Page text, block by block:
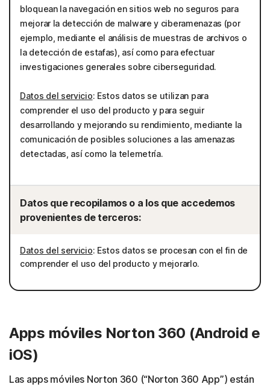
bloquean la navegación en sitios web no seguros para
mejorar la detección de malware y ciberamenazas (por
ejemplo, mediante el análisis de muestras de archivos o
la detección de estafas), así como para efectuar
investigaciones generales sobre ciberseguridad.
Datos del servicio: Estos datos se utilizan para
comprender el uso del producto y para seguir
desarrollando y mejorando su rendimiento, mediante la
comunicación de posibles soluciones a las amenazas
detectadas, así como la telemetría.
Datos que recopilamos o a los que accedemos
provenientes de terceros:
Datos del servicio: Estos datos se procesan con el fin de
comprender el uso del producto y mejorarlo.
Apps móviles Norton 360 (Android e
iOS)
Las apps móviles Norton 360 (“Norton 360 App”) están